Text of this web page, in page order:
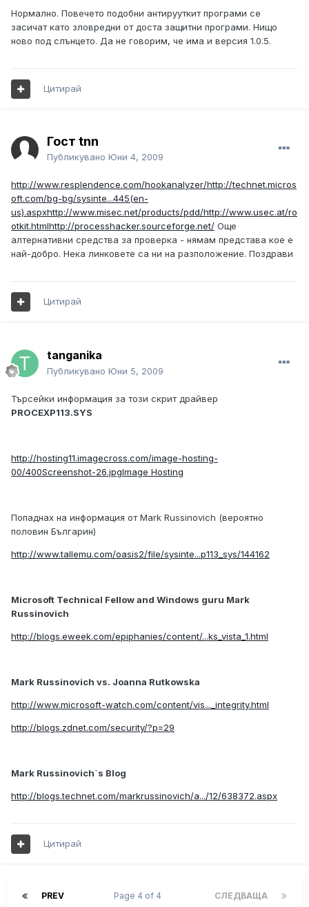
Нормално. Повечето подобни антирууткит програми се
засичат като зловредни от доста защитни програми. Нищо
ново под слънцето. Да не говорим, че има и версия 1.0.5.
Цитирай
Гост tnn
Публикувано Юни 4, 2009
http://www.resplendence.com/hookanalyzer/http://technet.micros
oft.com/bg-bg/sysinte...445(en-
us).aspxhttp://www.misec.net/products/pdd/http://www.usec.at/ro
otkit.htmlhttp://processhacker.sourceforge.net/ Още
алтернативни средства за проверка - нямам представа кое е
най-добро. Нека линковете са ни на разположение. Поздрави
Цитирай
tanganika
Публикувано Юни 5, 2009
Търсейки информация за този скрит драйвер
PROCEXP113.SYS
http://hosting11.imagecross.com/image-hosting-
00/400Screenshot-26.jpgImage Hosting
Попаднах на информация от Mark Russinovich (вероятно
половин Българин)
http://www.tallemu.com/oasis2/file/sysinte...p113_sys/144162
Microsoft Technical Fellow and Windows guru Mark
Russinovich
http://blogs.eweek.com/epiphanies/content/...ks_vista_1.html
Mark Russinovich vs. Joanna Rutkowska
http://www.microsoft-watch.com/content/vis..._integrity.html
http://blogs.zdnet.com/security/?p=29
Mark Russinovich`s Blog
http://blogs.technet.com/markrussinovich/a.../12/638372.aspx
Цитирай
PREV СЛЕДВАЩА
Page 4 of 4